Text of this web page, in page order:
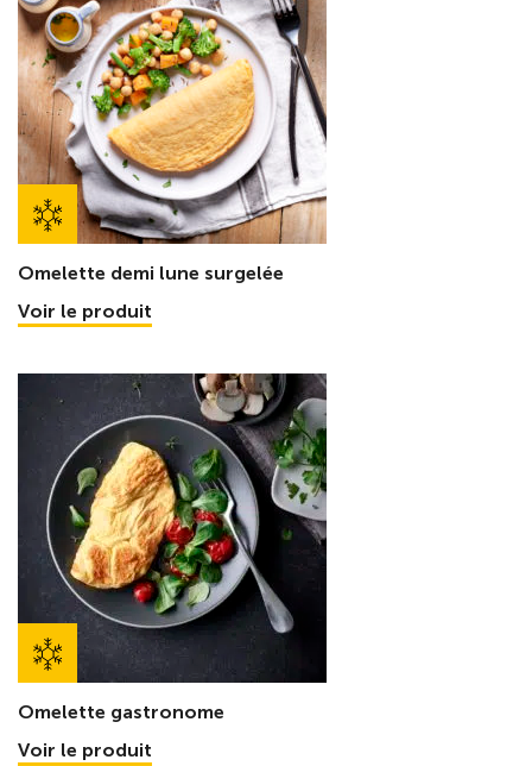
Omelette demi lune surgelée
Voir le produit
Omelette gastronome
Voir le produit